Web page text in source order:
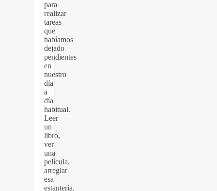
para
realizar
tareas
que
habíamos
dejado
pendientes
en
nuestro
día
a
día
habitual.
Leer
un
libro,
ver
una
película,
arreglar
esa
estantería,